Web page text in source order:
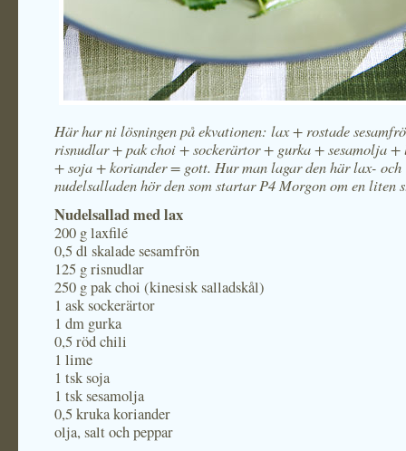
Här har ni lösningen på ekvationen: lax + rostade
risnudlar + pak choi + sockerärtor + gurka + sesamolja
+ soja + koriander = gott. Hur man lagar den här lax- och
nudelsalladen hör den som startar P4 Morgon om en liten
Nudelsallad med lax
200 g laxfilé
0,5 dl skalade sesamfrön
125 g risnudlar
250 g pak choi (kinesisk salladskål)
1 ask sockerärtor
1 dm gurka
0,5 röd chili
1 lime
1 tsk soja
1 tsk sesamolja
0,5 kruka koriander
olja, salt och peppar